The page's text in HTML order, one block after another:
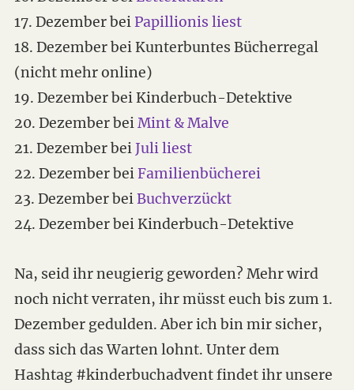
17. Dezember beiPapillionis liest
18. Dezember bei Kunterbuntes Bücherregal
(nicht mehr online)
19. Dezember bei Kinderbuch-Detektive
20. Dezember beiMint & Malve
21. Dezember beiJuli liest
22. Dezember beiFamilienbücherei
23. Dezember beiBuchverzückt
24. Dezember bei Kinderbuch-Detektive
Na, seid ihr neugierig geworden? Mehr wird
noch nicht verraten, ihr müsst euch bis zum 1.
Dezember gedulden. Aber ich bin mir sicher,
dass sich das Warten lohnt. Unter dem
Hashtag #kinderbuchadvent findet ihr unsere